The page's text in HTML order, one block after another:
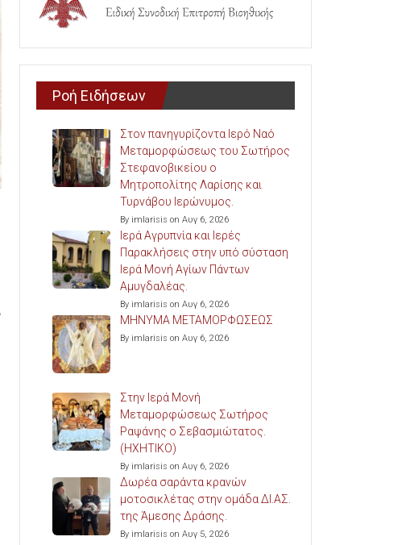
Ροή Ειδήσεων
Στον πανηγυρίζοντα Ιερό Ναό
Μεταμορφώσεως του Σωτήρος
Στεφανοβικείου ο
Μητροπολίτης Λαρίσης και
Τυρνάβου Ιερώνυμος.
By imlarisis on Αυγ 6, 2026
Ιερά Αγρυπνία και Ιερές
Παρακλήσεις στην υπό σύσταση
Ιερά Μονή Αγίων Πάντων
Αμυγδαλέας.
By imlarisis on Αυγ 6, 2026
ΜΗΝΥΜΑ ΜΕΤΑΜΟΡΦΩΣΕΩΣ
By imlarisis on Αυγ 6, 2026
Στην Ιερά Μονή
Μεταμορφώσεως Σωτήρος
Ραψάνης ο Σεβασμιώτατος.
(ΗΧΗΤΙΚΟ)
By imlarisis on Αυγ 6, 2026
Δωρέα σαράντα κρανών
μοτοσικλέτας στην ομάδα ΔΙ.ΑΣ.
της Άμεσης Δράσης.
By imlarisis on Αυγ 5, 2026